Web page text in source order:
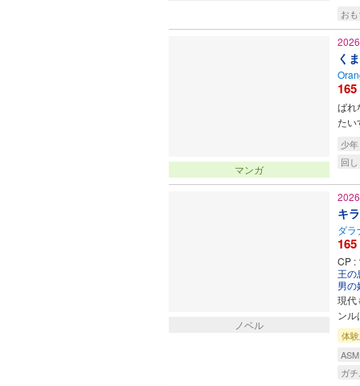
お
マンガ
く
165
ばれ
たい
少年
回し
ノベル
キ
ダラ
165
CP :
王の
男の
現代
ンル
体
ガ